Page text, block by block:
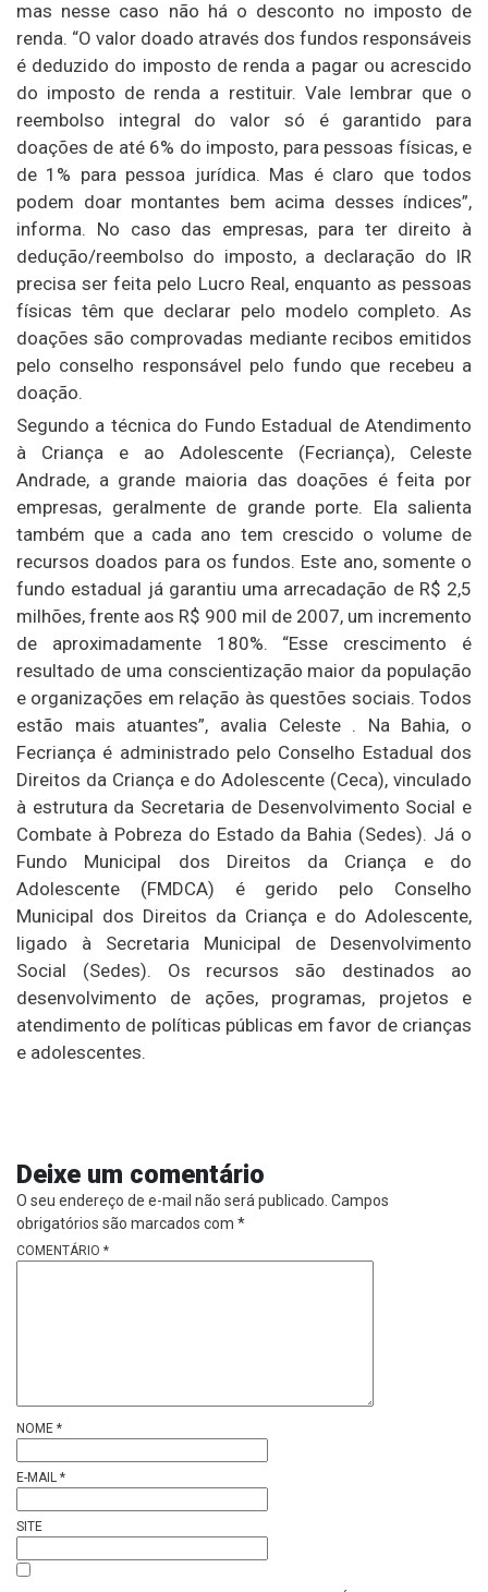
mas nesse caso não há o desconto no imposto de
renda. “O valor doado através dos fundos responsáveis
é deduzido do imposto de renda a pagar ou acrescido
do imposto de renda a restituir. Vale lembrar que o
reembolso integral do valor só é garantido para
doações de até 6% do imposto, para pessoas físicas, e
de 1% para pessoa jurídica. Mas é claro que todos
podem doar montantes bem acima desses índices”,
informa. No caso das empresas, para ter direito à
dedução/reembolso do imposto, a declaração do IR
precisa ser feita pelo Lucro Real, enquanto as pessoas
físicas têm que declarar pelo modelo completo. As
doações são comprovadas mediante recibos emitidos
pelo conselho responsável pelo fundo que recebeu a
doação.
Segundo a técnica do Fundo Estadual de Atendimento
à Criança e ao Adolescente (Fecriança), Celeste
Andrade, a grande maioria das doações é feita por
empresas, geralmente de grande porte. Ela salienta
também que a cada ano tem crescido o volume de
recursos doados para os fundos. Este ano, somente o
fundo estadual já garantiu uma arrecadação de R$ 2,5
milhões, frente aos R$ 900 mil de 2007, um incremento
de aproximadamente 180%. “Esse crescimento é
resultado de uma conscientização maior da população
e organizações em relação às questões sociais. Todos
estão mais atuantes”, avalia Celeste . Na Bahia, o
Fecriança é administrado pelo Conselho Estadual dos
Direitos da Criança e do Adolescente (Ceca), vinculado
à estrutura da Secretaria de Desenvolvimento Social e
Combate à Pobreza do Estado da Bahia (Sedes). Já o
Fundo Municipal dos Direitos da Criança e do
Adolescente (FMDCA) é gerido pelo Conselho
Municipal dos Direitos da Criança e do Adolescente,
ligado à Secretaria Municipal de Desenvolvimento
Social (Sedes). Os recursos são destinados ao
desenvolvimento de ações, programas, projetos e
atendimento de políticas públicas em favor de crianças
e adolescentes.
Deixe um comentário
O seu endereço de e-mail não será publicado. Campos
obrigatórios são marcados com *
COMENTÁRIO *
NOME *
E-MAIL *
SITE